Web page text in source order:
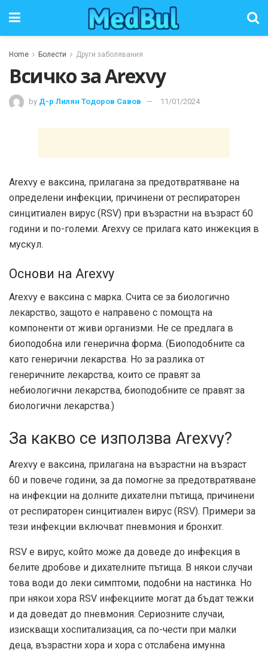
Home Болести Други заболявания
Всичко за Arexvy
by Д-р Лилян Тодоров Савов 11/01/2024
Arexvy е ваксина, прилагана за предотвратяване на
определени инфекции, причинени от респираторен
синцитиален вирус (RSV) при възрастни на възраст 60
години и по-големи. Arexvy се прилага като инжекция в
мускул.
Основи на Arexvy
Arexvy е ваксина с марка. Счита се за биологично
лекарство, защото е направено с помощта на
компоненти от живи организми. Не се предлага в
биоподобна или генерична форма. (Биоподобните са
като генерични лекарства. Но за разлика от
генеричните лекарства, които се правят за
небиологични лекарства, биоподобните се правят за
биологични лекарства.)
За какво се използва Arexvy?
Arexvy е ваксина, прилагана на възрастни на възраст
60 и повече години, за да помогне за предотвратяване
на инфекции на долните дихателни пътища, причинени
от респираторен синцитиален вирус (RSV). Примери за
тези инфекции включват пневмония и бронхит.
RSV е вирус, който може да доведе до инфекция в
белите дробове и дихателните пътища. В някои случаи
това води до леки симптоми, подобни на настинка. Но
при някои хора RSV инфекциите могат да бъдат тежки
и да доведат до пневмония. Сериозните случаи,
изискващи хоспитализация, са по-чести при малки
деца, възрастни хора и хора с отслабена имунна